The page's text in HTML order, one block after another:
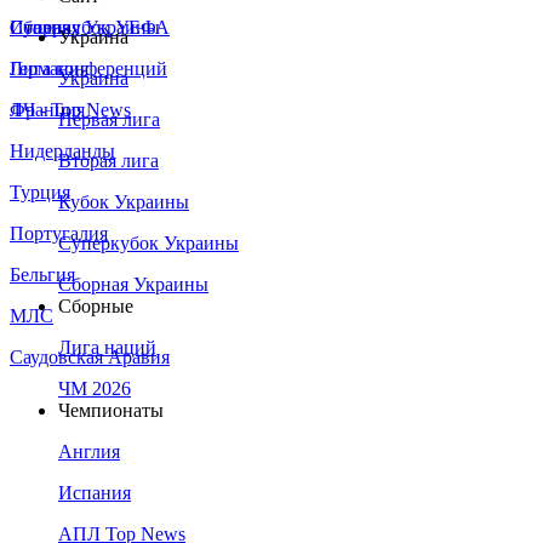
Сборная Украины
Италия
Германия
Франция
Нидерланды
Турция
Португалия
Бельгия
МЛС
Саудовская Аравия
Суперкубок УЕФА
Лига конференций
ЛЧ - Top News
Украина
Украина
Первая лига
Вторая лига
Кубок Украины
Суперкубок Украины
Сборная Украины
Сборные
Лига наций
ЧМ 2026
Чемпионаты
Англия
Испания
АПЛ Top News